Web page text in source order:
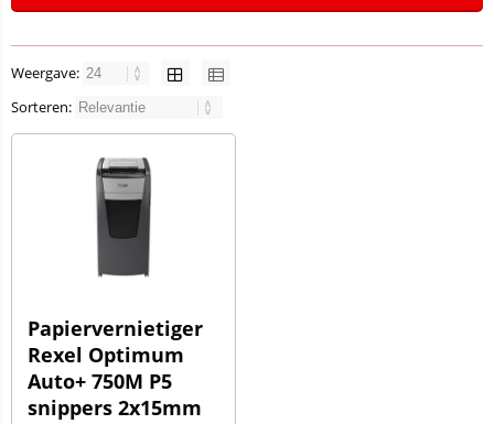
Weergave:
Sorteren:
Papiervernietiger
Rexel Optimum
Auto+ 750M P5
snippers 2x15mm